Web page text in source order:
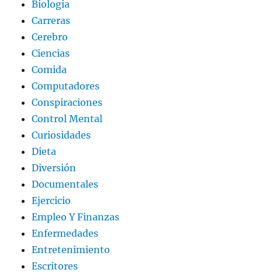
Biologia
Carreras
Cerebro
Ciencias
Comida
Computadores
Conspiraciones
Control Mental
Curiosidades
Dieta
Diversión
Documentales
Ejercicio
Empleo Y Finanzas
Enfermedades
Entretenimiento
Escritores